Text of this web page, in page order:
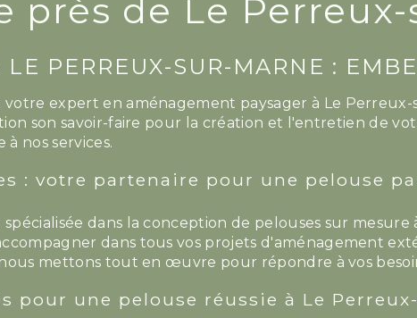
près de Le
LE PERREUX-SUR-MARNE :
votre expert en aménagement paysager à Le
son savoir-faire pour la création et l'entretien de
nos services.
: votre partenaire pour une pelouse
spécialisée dans la conception de pelouses sur
dans tous vos projets d'aménagement
mettons tout en œuvre pour répondre à vos
pour une pelouse réussie à Le